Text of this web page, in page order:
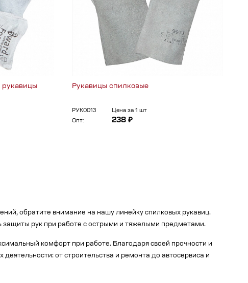
рукавицы Рукавицы спилковые
РУК0013
Цена за 1 шт
Опт:
238 ₽
обратите внимание на нашу линейку спилковых рукавиц.
защиты рук при работе с острыми и тяжелыми предметами.
комфорт при работе. Благодаря своей прочности и
от строительства и ремонта до автосервиса и